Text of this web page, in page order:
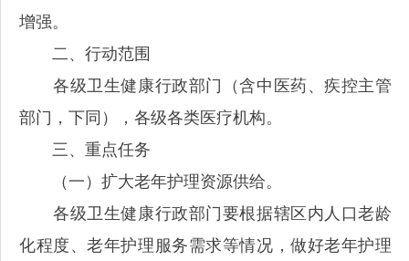
增强。
二、行动范围
各级卫生健康行政部门（含中医药、疾控主管
部门，下同），各级各类医疗机构。
三、重点任务
（一）扩大老年护理资源供给。
各级卫生健康行政部门要根据辖区内人口老龄
化程度、老年护理服务需求等情况，做好老年护理